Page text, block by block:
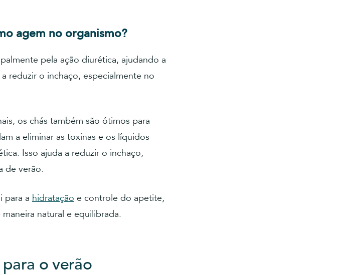
agem no organismo?
pela ação diurética, ajudando a
reduzir o inchaço, especialmente no
os chás também são ótimos para
a eliminar as toxinas e os líquidos
Isso ajuda a reduzir o inchaço,
de verão.
para a hidratação e controle do apetite,
natural e equilibrada.
o verão